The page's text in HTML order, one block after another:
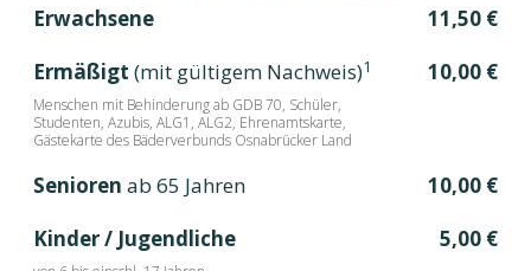
Erwachsene
11,50 €
Ermäßigt (mit gültigem Nachweis)1
Menschen mit Behinderung ab GDB 70, Schüler,
Studenten, Azubis, ALG1, ALG2, Ehrenamtskarte,
Gästekarte des Bäderverbunds Osnabrücker Land
10,00 €
Senioren ab 65 Jahren
10,00 €
Kinder / Jugendliche
5,00 €